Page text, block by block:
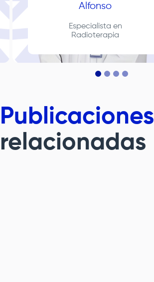
Alfonso
Especialista en
Radioterapia
Publicaciones
relacionadas